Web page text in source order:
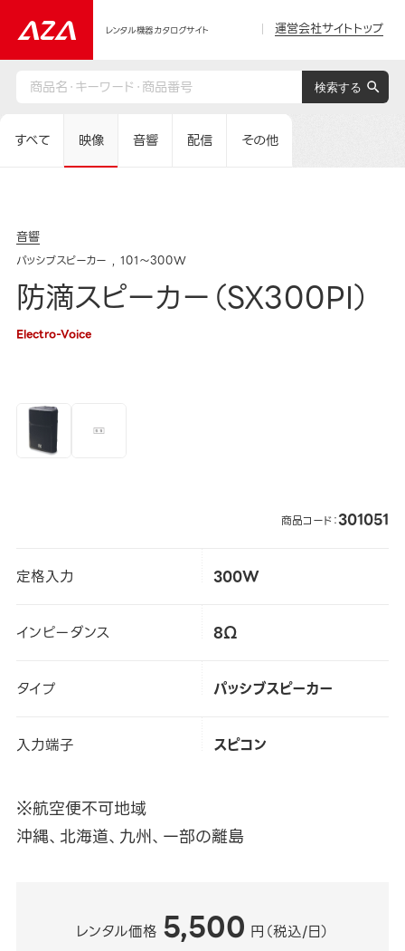
レンタル機器カタログサイト 運営会社サイトトップ
すべて 映像 音響 配信 その他
音響
パッシブスピーカー 101～300W
防滴スピーカー（SX300PI）
Electro-Voice
商品コード：301051
定格入力 300W
インピーダンス 8Ω
タイプ パッシブスピーカー
入力端子 スピコン
※航空便不可地域
沖縄、北海道、九州、一部の離島
レンタル価格 5,500 円（税込/日）